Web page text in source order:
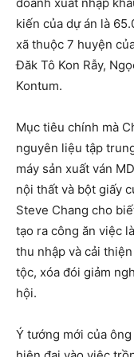
kiến của dự án là
xã thuộc 7 huyện
Đăk Tô Kon Rẫy,
Kontum.
Mục tiêu chính mà
nguyên liệu tập
máy sản xuất ván
nội thất và bột giấy
Steve Chang cho
tạo ra công ăn việc
thu nhập và cải
tộc, xóa đói giảm
hội.
Ý tướng mới của